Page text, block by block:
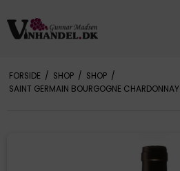
FORSIDE / SHOP / SHOP /
SAINT GERMAIN BOURGOGNE CHARDONNAY